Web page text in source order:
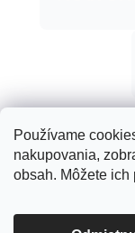
Používame
nakupovania,
obsah. Môžete
Copyright 2026